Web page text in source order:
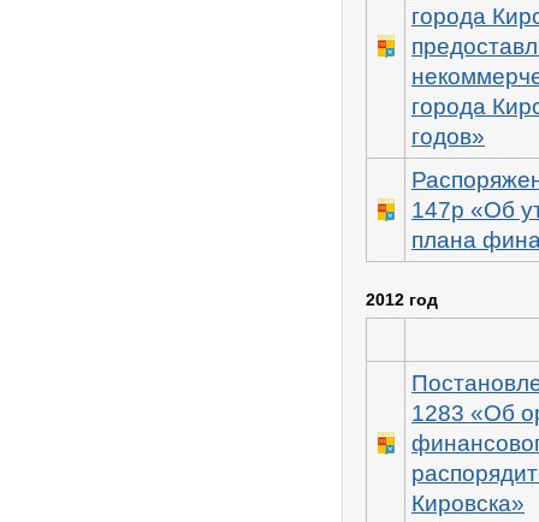
города
города
годов»
147р «Об
плана
2012 год
1283 «Об
Кировска»